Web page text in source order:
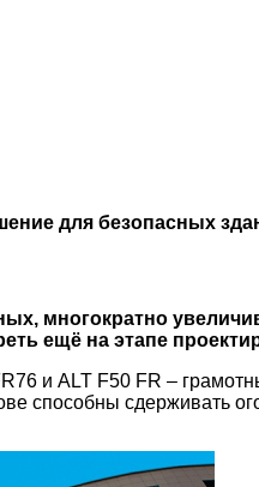
для безопасных
многократно
ещё на этапе
ALT F50 FR –
способны сдерживать